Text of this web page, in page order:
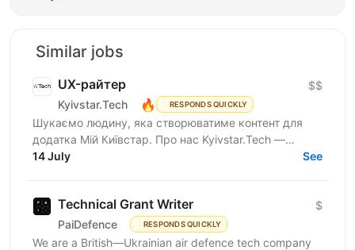
Similar jobs
UX-райтер
Kyivstar.Tech 🔥 RESPONDS QUICKLY
$$
Шукаємо людину, яка створюватиме контент для
додатка Мій Київстар. Про нас Kyivstar.Tech —
українська гібридна ІТ-компанія, резидент Дія.City.
14 July See
Technical Grant Writer
PaiDefence RESPONDS QUICKLY
$
We are a British—Ukrainian air defence tech company